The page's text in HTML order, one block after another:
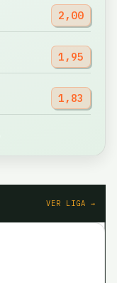
2,00
1,95
1,83
VER LIGA →